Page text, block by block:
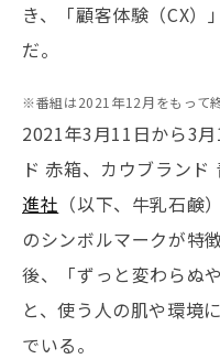
き、「顧客体験（CX）
だ。
※番組は2021年12月をもって
2021年3月11日から3
ド 赤箱、カウブランド
進社 （以下、牛乳石鹸
のシンボルマークが特
後、「ずっと変わらぬ
と、使う人の肌や環境
でいる。